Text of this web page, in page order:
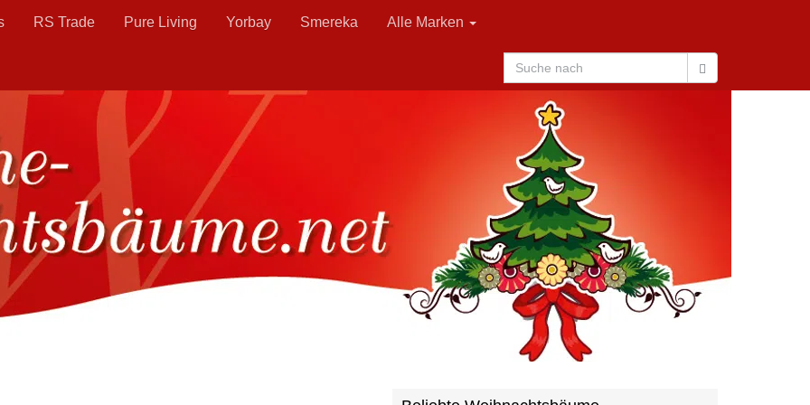
RS Trade Pure Living Yorbay Smereka Alle Marken